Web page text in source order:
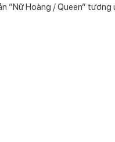
“Nữ Hoàng / Queen” tương